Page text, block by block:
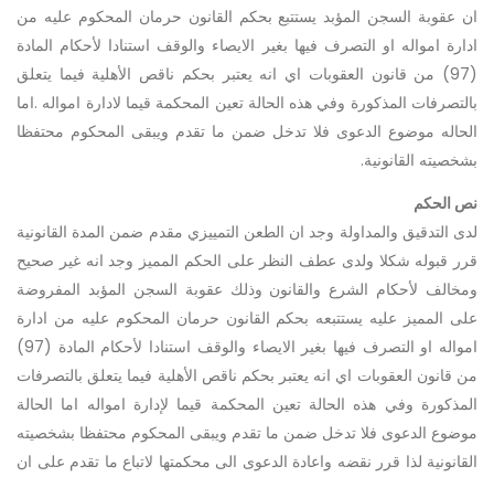
ان عقوبة السجن المؤبد يستتبع بحكم القانون حرمان المحكوم عليه من
ادارة امواله او التصرف فيها بغير الايصاء والوقف استنادا لأحكام المادة
(97) من قانون العقوبات اي انه يعتبر بحكم ناقص الأهلية فيما يتعلق
بالتصرفات المذكورة وفي هذه الحالة تعين المحكمة قيما لادارة امواله .اما
الحاله موضوع الدعوى فلا تدخل ضمن ما تقدم ويبقى المحكوم محتفظا
بشخصيته القانونية.
نص الحكم
لدى التدقيق والمداولة وجد ان الطعن التمييزي مقدم ضمن المدة القانونية
قرر قبوله شكلا ولدى عطف النظر على الحكم المميز وجد انه غير صحيح
ومخالف لأحكام الشرع والقانون وذلك عقوبة السجن المؤبد المفروضة
على المميز عليه يستتبعه بحكم القانون حرمان المحكوم عليه من ادارة
امواله او التصرف فيها بغير الايصاء والوقف استنادا لأحكام المادة (97)
من قانون العقوبات اي انه يعتبر بحكم ناقص الأهلية فيما يتعلق بالتصرفات
المذكورة وفي هذه الحالة تعين المحكمة قيما لإدارة امواله اما الحالة
موضوع الدعوى فلا تدخل ضمن ما تقدم ويبقى المحكوم محتفظا بشخصيته
القانونية لذا قرر نقضه واعادة الدعوى الى محكمتها لاتباع ما تقدم على ان